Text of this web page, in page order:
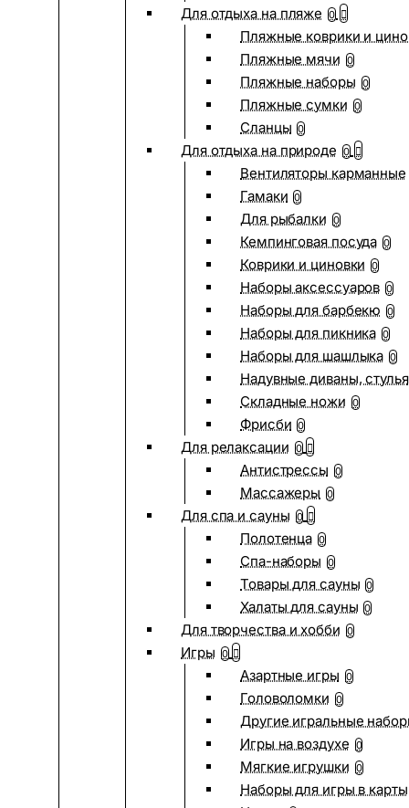
Для отдыха на пляже 0
Пляжные коврики и
Пляжные мячи 0
Пляжные наборы 0
Пляжные сумки 0
Сланцы 0
Для отдыха на природе 0
Вентиляторы карманные
Гамаки 0
Для рыбалки 0
Кемпинговая посуда 0
Коврики и циновки 0
Наборы аксессуаров 0
Наборы для барбекю 0
Наборы для пикника 0
Наборы для шашлыка 0
Надувные диваны, стулья
Складные ножи 0
Фрисби 0
Для релаксации 0
Антистрессы 0
Массажеры 0
Для спа и сауны 0
Полотенца 0
Спа-наборы 0
Товары для сауны 0
Халаты для сауны 0
Для творчества и хобби 0
Игры 0
Азартные игры 0
Головоломки 0
Другие игральные
Игры на воздухе 0
Мягкие игрушки 0
Наборы для игры в карты